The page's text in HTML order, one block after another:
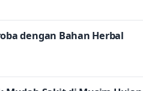
dengan Bahan Herbal